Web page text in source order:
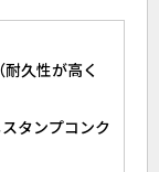
久性が高く
タンプコンク